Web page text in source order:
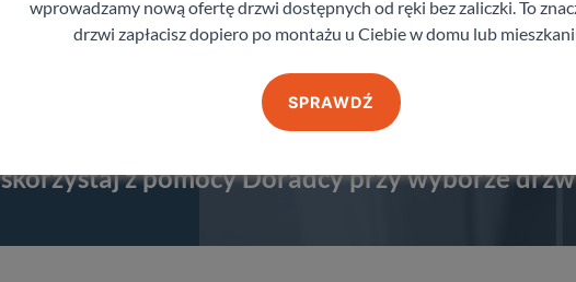
z pomocy Doradcy przy wyborze
wprowadzamy nową ofertę drzwi dostępnych od ręki bez zaliczki. To
drzwi zapłacisz dopiero po montażu u Ciebie w domu lub
SPRAWDŹ